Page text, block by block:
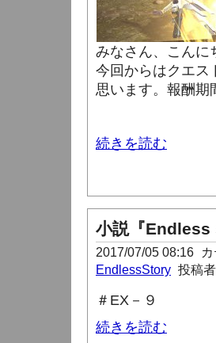
みなさん、こんに
今回からはクエス
思います。報酬
続きを読む
小説『Endless
2017/07/05 08:16
EndlessStory 投稿者
＃ EX －９
続きを読む